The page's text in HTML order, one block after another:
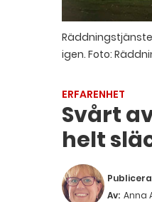
igen. Foto:
ERFARENHET
Svårt
helt
Av: Anna